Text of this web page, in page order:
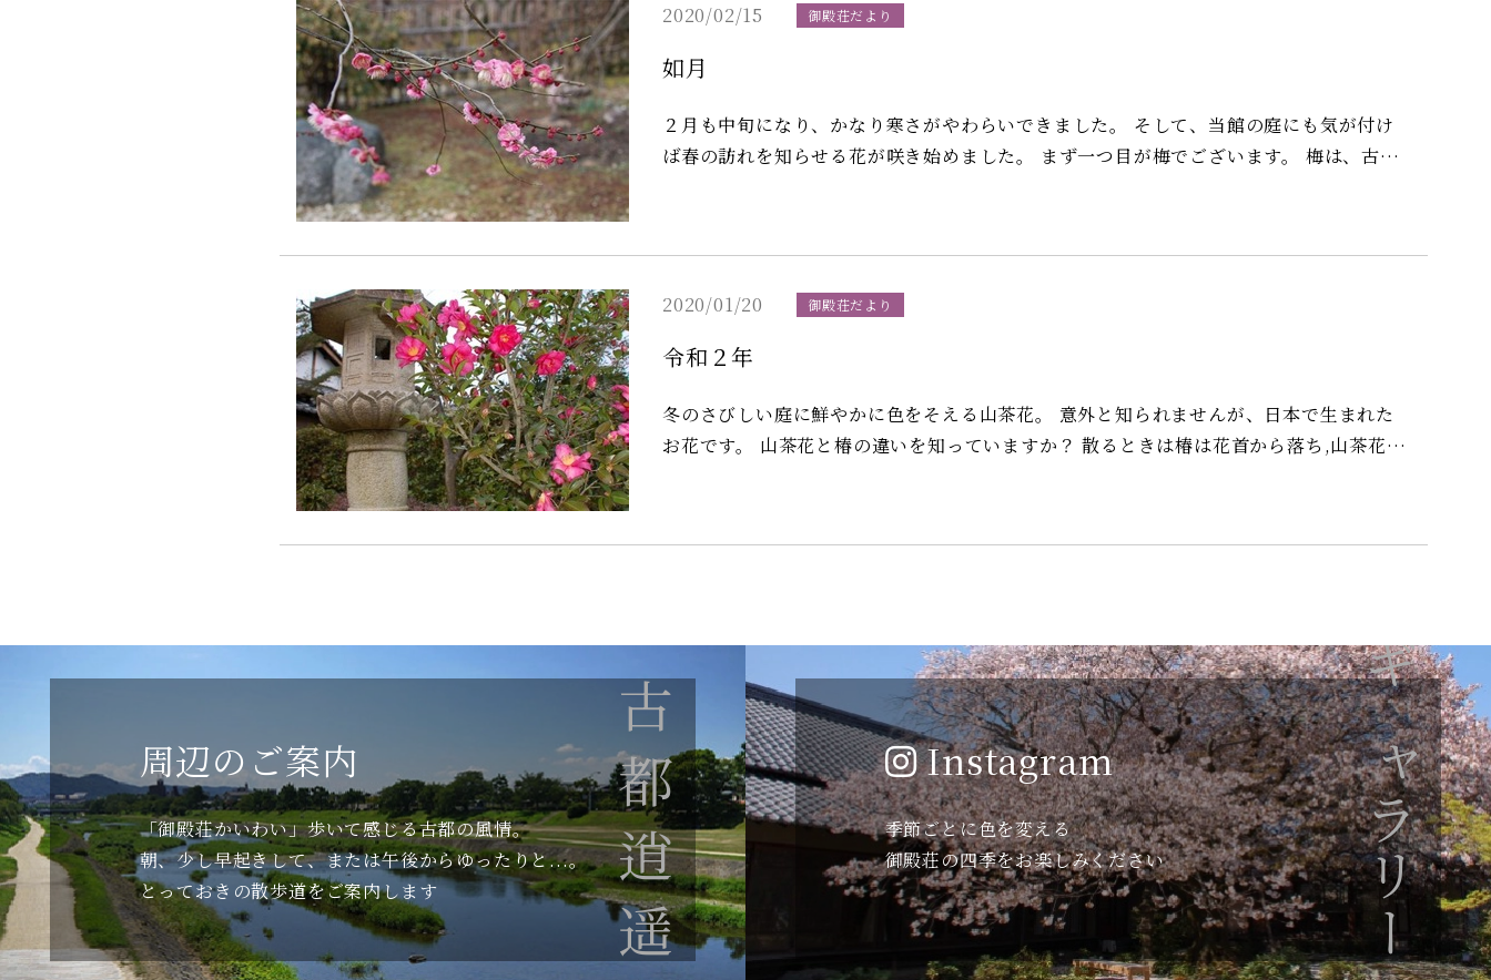
2020/02/15 御殿荘だより
如月
２月も中旬になり、かなり寒さがやわらいできました。 そして、当館の庭にも気が付け
ば春の訪れを知らせる花が咲き始めました。 まず一つ目が梅でございます。 梅は、古く
存じでしょうか。 雪の中でも春の訪れを告げることから雪中花と呼ばれています。 皆様
2020/01/20
御殿荘だより
令和２年
冬のさびしい庭に鮮やかに色をそえる山茶花。 意外と知られませんが、日本で生まれた
お花です。 山茶花と椿の違いを知っていますか？ 散るときは椿は花首から落ち,山茶花は
周辺のご案内 古都逍遥
「御殿荘かいわい」歩いて感じる古都の風情。
朝、少し早起きして、または午後からゆったりと...。
とっておきの散歩道をご案内します
Instagram ギャラリー
季節ごとに色を変える
御殿荘の四季をお楽しみください